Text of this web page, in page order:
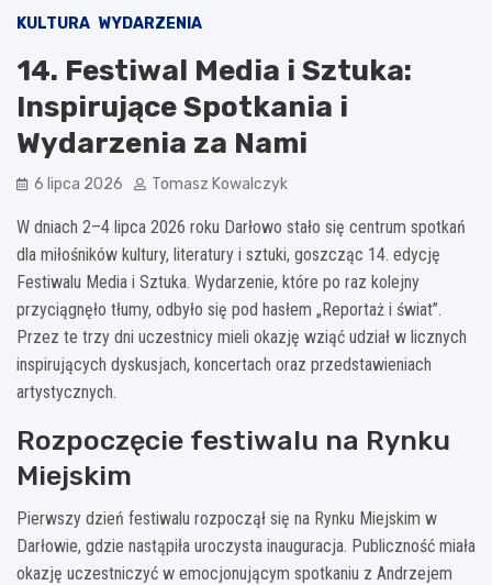
KULTURA WYDARZENIA
14. Festiwal Media i Sztuka:
Inspirujące Spotkania i
Wydarzenia za Nami
6 lipca 2026 Tomasz Kowalczyk
W dniach 2–4 lipca 2026 roku Darłowo stało się centrum spotkań
dla miłośników kultury, literatury i sztuki, goszcząc 14. edycję
Festiwalu Media i Sztuka. Wydarzenie, które po raz kolejny
przyciągnęło tłumy, odbyło się pod hasłem „Reportaż i świat”.
Przez te trzy dni uczestnicy mieli okazję wziąć udział w licznych
inspirujących dyskusjach, koncertach oraz przedstawieniach
artystycznych.
Rozpoczęcie festiwalu na Rynku
Miejskim
Pierwszy dzień festiwalu rozpoczął się na Rynku Miejskim w
Darłowie, gdzie nastąpiła uroczysta inauguracja. Publiczność miała
okazję uczestniczyć w emocjonującym spotkaniu z Andrzejem